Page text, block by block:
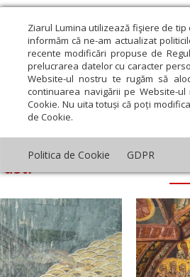
Ziarul Lumina utilizează fişiere de
informăm că ne-am actualizat
recente modificări propuse de
prelucrarea datelor cu caracter
Website-ul nostru te rugăm să
continuarea navigării pe Website-
Cookie. Nu uita totuși că poți
de Cookie.
Politica de Cookie GDPR
religioasă Teologie și